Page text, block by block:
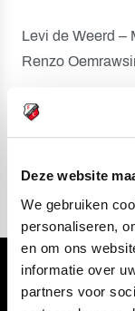
Deze website
We gebruiken
personaliseren,
en om ons
informatie over
partners voor
Levi de Weerd –
Renzo
Eindstand: 3-2.
Volg ons ook via